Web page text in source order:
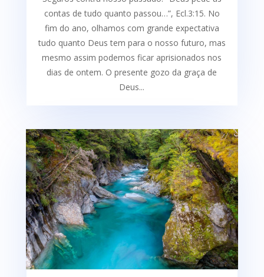
contas de tudo quanto passou…”, Ecl.3:15. No
fim do ano, olhamos com grande expectativa
tudo quanto Deus tem para o nosso futuro, mas
mesmo assim podemos ficar aprisionados nos
dias de ontem. O presente gozo da graça de
Deus...